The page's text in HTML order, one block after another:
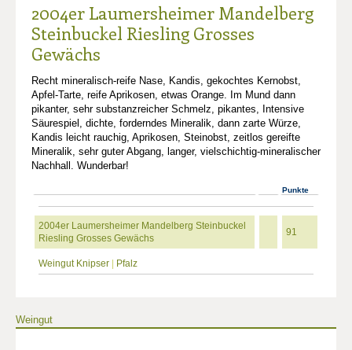
2004er Laumersheimer Mandelberg
Steinbuckel Riesling Grosses
Gewächs
Recht mineralisch-reife Nase, Kandis, gekochtes Kernobst,
Apfel-Tarte, reife Aprikosen, etwas Orange. Im Mund dann
pikanter, sehr substanzreicher Schmelz, pikantes, Intensive
Säurespiel, dichte, forderndes Mineralik, dann zarte Würze,
Kandis leicht rauchig, Aprikosen, Steinobst, zeitlos gereifte
Mineralik, sehr guter Abgang, langer, vielschichtig-mineralischer
Nachhall. Wunderbar!
Punkte
2004er Laumersheimer Mandelberg Steinbuckel
Riesling Grosses Gewächs
91
Weingut Knipser Pfalz
Weingut